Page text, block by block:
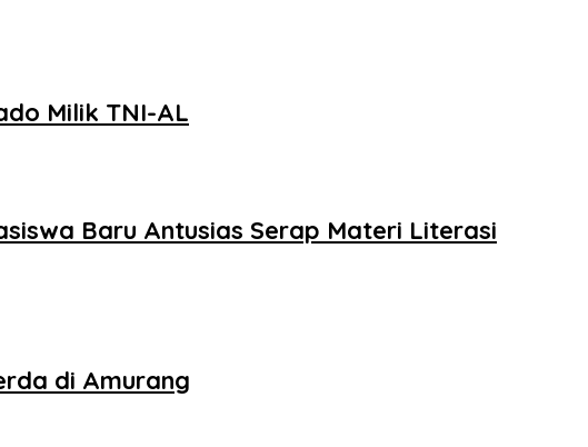
Milik TNI-AL
Baru Antusias Serap Materi Literasi
di Amurang